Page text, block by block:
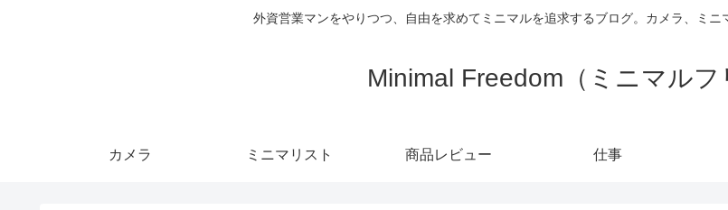
外資営業マンをやりつつ、自由を求めてミニマルを追求するブログ。カメラ、ミ
Minimal Freedom（ミニマルフ
カメラ ミニマリスト 商品レビュー 仕事